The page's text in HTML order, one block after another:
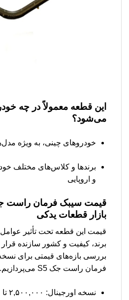
این قطعه معمولاً در چه
می‌شود؟
خودروهای چینی، به ویژه
برندها و کلاس‌های مختلف
و اروپایی
بازار قطعات یدکی
قیمت این قطعه تحت تأثیر
برند، کیفیت و کشور سازنده
بررسی بازه‌های قیمتی برای
فرمان راست جک S5 می‌پردازیم.